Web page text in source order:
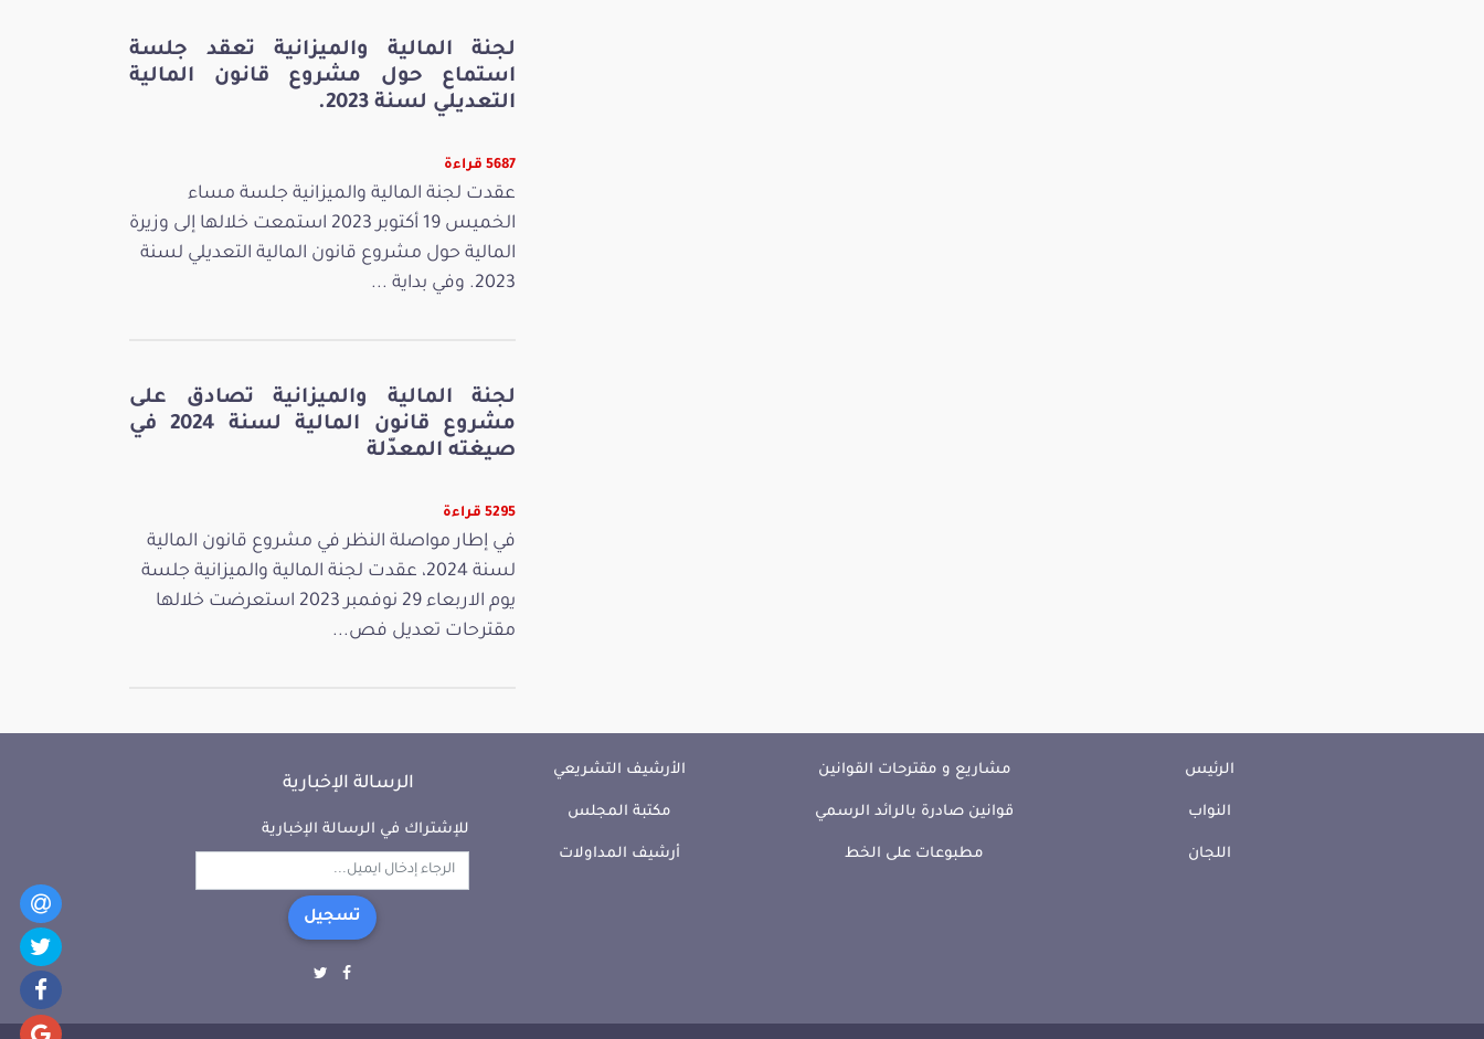
لجنة المالية والميزانية تعقد جلسة
استماع حول مشروع قانون المالية
التعديلي لسنة 2023.
5687 قراءة
عقدت لجنة المالية والميزانية جلسة مساء
الخميس 19 أكتوبر 2023 استمعت خلالها إلى وزيرة
المالية حول مشروع قانون المالية التعديلي لسنة
2023. وفي بداية ...
لجنة المالية والميزانية تصادق على
مشروع قانون المالية لسنة 2024 في
صيغته المعدّلة
5295 قراءة
في إطار مواصلة النظر في مشروع قانون المالية
لسنة 2024، عقدت لجنة المالية والميزانية جلسة
يوم الاربعاء 29 نوفمبر 2023 استعرضت خلالها
مقترحات تعديل فص...
الرئيس
النواب
اللجان
مشاريع و مقترحات القوانين
قوانين صادرة بالرائد الرسمي
مطبوعات على الخط
الأرشيف التشريعي
مكتبة المجلس
أرشيف المداولات
الرسالة الإخبارية
للإشتراك في الرسالة الإخبارية
تسجيل